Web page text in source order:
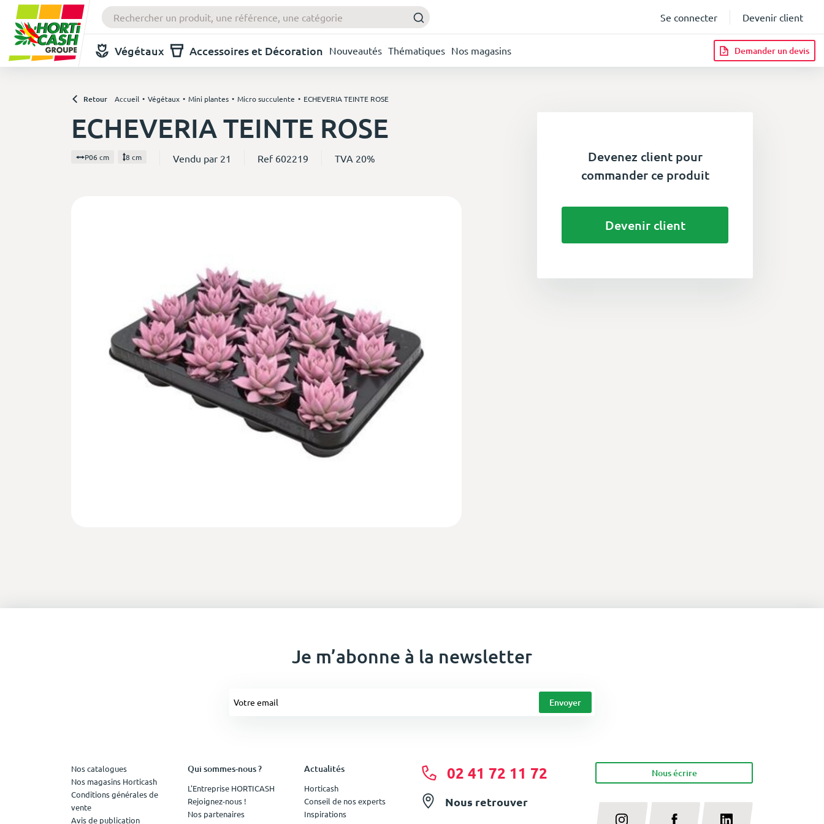
Se connecter Devenir client
Végétaux Accessoires et Décoration Nouveautés Thématiques Nos magasins Demander un devis
Retour Accueil Végétaux Mini plantes Micro succulente ECHEVERIA TEINTE ROSE
ECHEVERIA TEINTE ROSE
P06 cm 8 cm Vendu par 21 Ref 602219 TVA 20%
Devenez client pour
commander ce produit
Devenir client
Je m’abonne à la newsletter
02 41 72 11 72
Nous retrouver
Nous écrire
Nos catalogues
Nos magasins Horticash
Conditions générales de
vente
Avis de publication
Qui sommes-nous ?
L'Entreprise HORTICASH
Rejoignez-nous !
Nos partenaires
Actualités
Horticash
Conseil de nos experts
Inspirations